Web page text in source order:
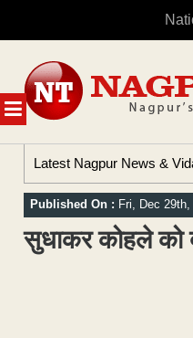
MENU
content
Latest Nagpur News &
Published On : Fri, Dec 29th,
सुधाकर कोहले को